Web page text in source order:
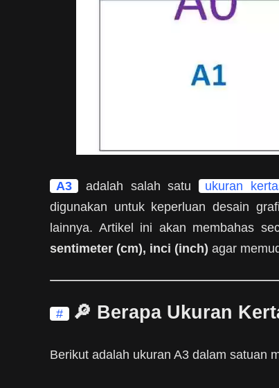
A3 adalah salah satu ukuran
digunakan untuk keperluan desain
lainnya. Artikel ini akan membahas
sentimeter (cm), inci (inch) agar
# 🔎 Berapa Ukuran
Berikut adalah ukuran A3 dalam satuan